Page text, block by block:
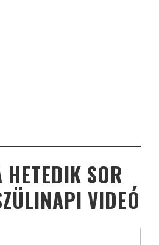
HETEDIK SOR
VIDEÓ